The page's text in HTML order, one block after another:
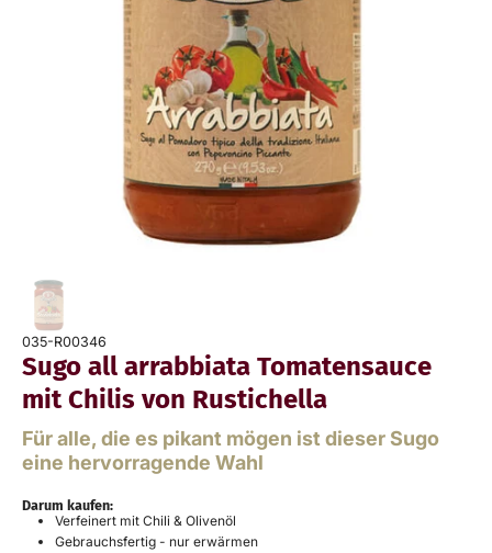
035-R00346
Sugo all arrabbiata Tomatensauce
mit Chilis von Rustichella
Für alle, die es pikant mögen ist dieser Sugo
eine hervorragende Wahl
Darum kaufen:
Verfeinert mit Chili & Olivenöl
Gebrauchsfertig - nur erwärmen